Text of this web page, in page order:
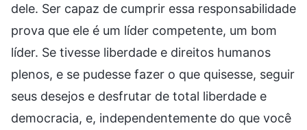
dele. Ser capaz de cumprir essa responsabilidade
prova que ele é um líder competente, um bom
líder. Se tivesse liberdade e direitos humanos
plenos, e se pudesse fazer o que quisesse, seguir
seus desejos e desfrutar de total liberdade e
democracia, e, independentemente do que você